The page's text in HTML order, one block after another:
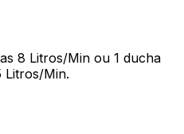
8 Litros/Min ou 1 ducha
Litros/Min.